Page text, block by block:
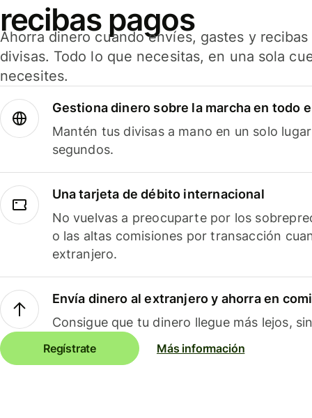
recibas pagos
Ahorra dinero cuando envíes, gastes y
divisas. Todo lo que necesitas, en una sola
necesites.
Gestiona dinero sobre la marcha en todo
Mantén tus divisas a mano en un solo
segundos.
Una tarjeta de débito internacional
No vuelvas a preocuparte por los
o las altas comisiones por transacción
extranjero.
Envía dinero al extranjero y ahorra en
Consigue que tu dinero llegue más lejos,
Regístrate Más información